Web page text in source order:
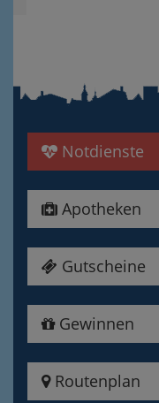
Notdienste
Apotheken
Gutscheine
Gewinnen
Routenplan